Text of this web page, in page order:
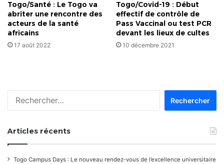
Togo/Santé : Le Togo va
abriter une rencontre des
acteurs de la santé
africains
17 août 2022
Togo/Covid-19 : Début
effectif de contrôle de
Pass Vaccinal ou test PCR
devant les lieux de cultes
10 décembre 2021
Articles récents
Togo Campus Days : Le nouveau rendez-vous de l’excellence universitaire